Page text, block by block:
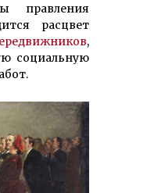
правления
расцвет
,
социальную